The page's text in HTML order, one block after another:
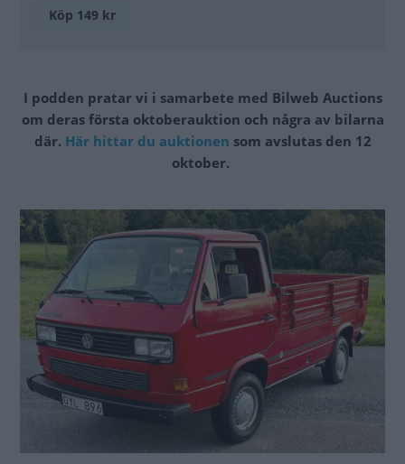
Köp 149 kr
I podden pratar vi i samarbete med Bilweb Auctions
om deras första oktoberauktion och några av bilarna
där. Här hittar du auktionen som avslutas den 12
oktober.